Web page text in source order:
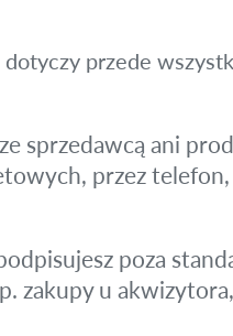
przede
sprzedawcą ani
przez telefon,
poza
zakupy u